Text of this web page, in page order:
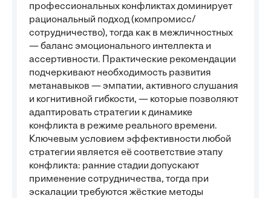
профессиональных конфликтах доминирует
рациональный подход (компромисс/
сотрудничество), тогда как в межличностных
— баланс эмоционального интеллекта и
ассертивности. Практические рекомендации
подчеркивают необходимость развития
метанавыков — эмпатии, активного слушания
и когнитивной гибкости, — которые позволяют
адаптировать стратегии к динамике
конфликта в режиме реального времени.
Ключевым условием эффективности любой
стратегии является её соответствие этапу
конфликта: ранние стадии допускают
применение сотрудничества, тогда при
эскалации требуются жёсткие методы